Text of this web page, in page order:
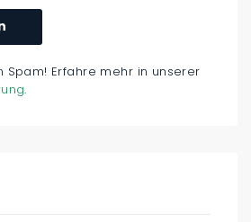
Spam! Erfahre mehr in unserer
.